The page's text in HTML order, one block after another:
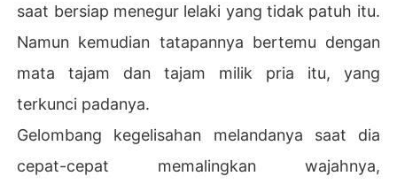
saat bersiap menegur lelaki yang tidak patuh itu.
Namun kemudian tatapannya bertemu dengan
mata tajam dan tajam milik pria itu, yang
terkunci padanya.
Gelombang kegelisahan melandanya saat dia
cepat-cepat memalingkan wajahnya,